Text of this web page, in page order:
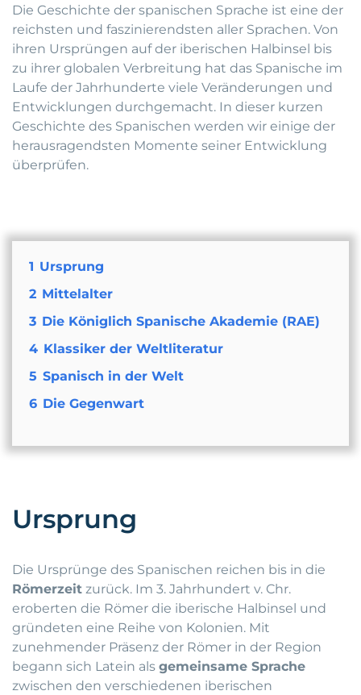
Die Geschichte der spanischen Sprache ist eine der
reichsten und faszinierendsten aller Sprachen. Von
ihren Ursprüngen auf der iberischen Halbinsel bis
zu ihrer globalen Verbreitung hat das Spanische im
Laufe der Jahrhunderte viele Veränderungen und
Entwicklungen durchgemacht. In dieser kurzen
Geschichte des Spanischen werden wir einige der
herausragendsten Momente seiner Entwicklung
überprüfen.
1 Ursprung
2 Mittelalter
3 Die Königlich Spanische Akademie (RAE)
4 Klassiker der Weltliteratur
5 Spanisch in der Welt
6 Die Gegenwart
Ursprung
Die Ursprünge des Spanischen reichen bis in die
Römerzeit zurück. Im 3. Jahrhundert v. Chr.
eroberten die Römer die iberische Halbinsel und
gründeten eine Reihe von Kolonien. Mit
zunehmender Präsenz der Römer in der Region
begann sich Latein als gemeinsame Sprache
zwischen den verschiedenen iberischen